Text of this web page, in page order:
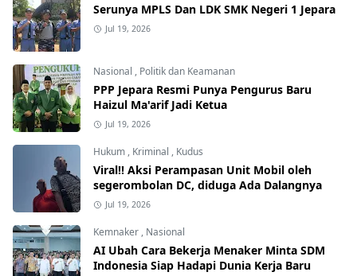
Serunya MPLS Dan LDK SMK Negeri 1 Jepara
Jul 19, 2026
Nasional , Politik dan Keamanan
PPP Jepara Resmi Punya Pengurus Baru
Haizul Ma'arif Jadi Ketua
Jul 19, 2026
Hukum , Kriminal , Kudus
Viral!! Aksi Perampasan Unit Mobil oleh
segerombolan DC, diduga Ada Dalangnya
Jul 19, 2026
Kemnaker , Nasional
AI Ubah Cara Bekerja Menaker Minta SDM
Indonesia Siap Hadapi Dunia Kerja Baru